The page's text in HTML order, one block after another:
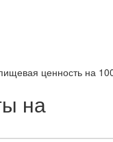
ценность на
на